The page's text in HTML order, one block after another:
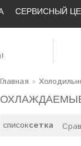
СЕРВИСНЫЙ
Главная »
списоксетка